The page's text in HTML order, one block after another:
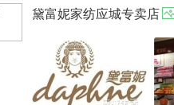
黛富妮家纺应城专卖店